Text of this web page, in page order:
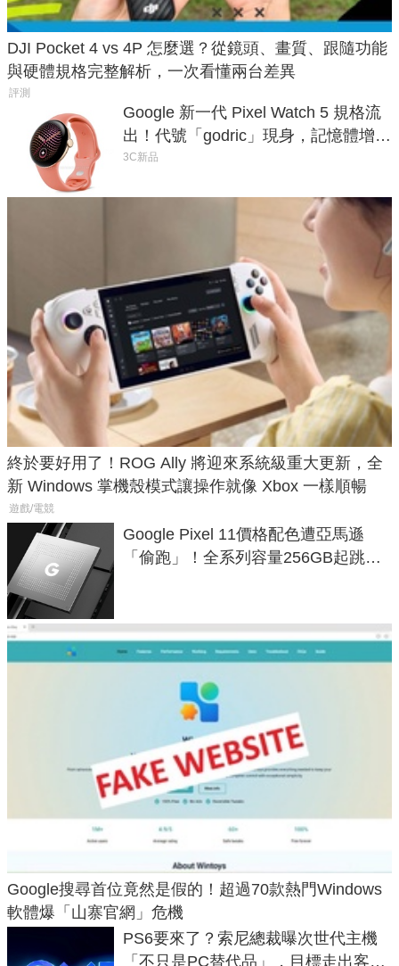
DJI Pocket 4 vs 4P 怎麼選？從鏡頭、畫質、跟隨功能
與硬體規格完整解析，一次看懂兩台差異
評測
Google 新一代 Pixel Watch 5 規格流
出！代號「godric」現身，記憶體增強
鎖定 AI 應用
3C新品
終於要好用了！ROG Ally 將迎來系統級重大更新，全
新 Windows 掌機殼模式讓操作就像 Xbox 一樣順暢
遊戲/電競
Google Pixel 11價格配色遭亞馬遜
「偷跑」！全系列容量256GB起跳、
Google搜尋首位竟然是假的！超過70款熱門Windows
軟體爆「山寨官網」危機
PS6要來了？索尼總裁曝次世代主機
「不只是PC替代品」，目標走出客